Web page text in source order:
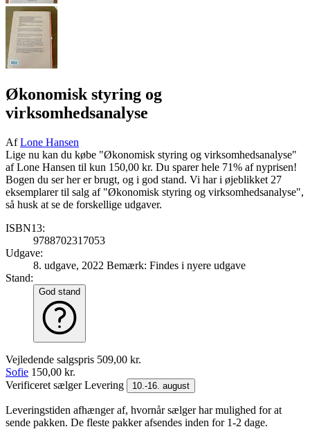
Økonomisk styring og
virksomhedsanalyse
AfLone Hansen
Lige nu kan du købe "Økonomisk styring og virksomhedsanalyse"
af Lone Hansen til kun 150,00 kr. Du sparer hele 71% af nyprisen!
Bogen du ser her er brugt, og i god stand. Vi har i øjeblikket 27
eksemplarer til salg af "Økonomisk styring og virksomhedsanalyse",
så husk at se de forskellige udgaver.
ISBN13:
9788702317053
Udgave:
8. udgave, 2022 Bemærk: Findes i nyere udgave
Stand:
God stand
Vejledende salgspris 509,00 kr.
Sofie 150,00 kr.
Verificeret sælgerLevering 10.-16. august
Leveringstiden afhænger af, hvornår sælger har mulighed for at
sende pakken. De fleste pakker afsendes inden for 1-2 dage.